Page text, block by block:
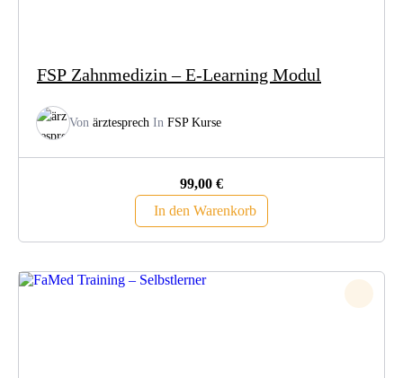
FSP Zahnmedizin – E-Learning Modul
Von ärztesprech In FSP Kurse
99,00 €
In den Warenkorb